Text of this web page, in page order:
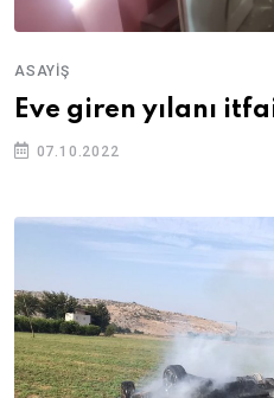
ASAYIŞ
Eve giren yılanı
07.10.2022